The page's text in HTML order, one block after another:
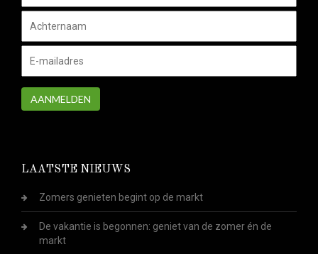
AANMELDEN
LAATSTE NIEUWS
Zomers genieten begint op de markt
De vakantie is begonnen: geniet van de zomer én de
markt